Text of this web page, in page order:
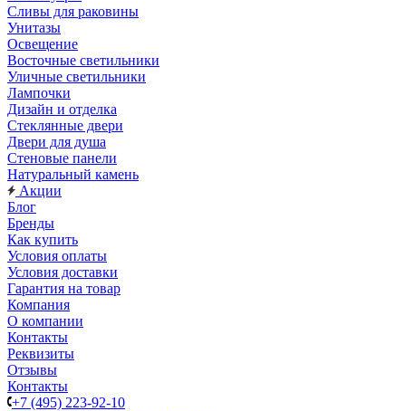
Сливы для раковины
Унитазы
Освещение
Восточные светильники
Уличные светильники
Лампочки
Дизайн и отделка
Стеклянные двери
Двери для душа
Стеновые панели
Натуральный камень
Акции
Блог
Бренды
Как купить
Условия оплаты
Условия доставки
Гарантия на товар
Компания
О компании
Контакты
Реквизиты
Отзывы
Контакты
+7 (495) 223-92-10